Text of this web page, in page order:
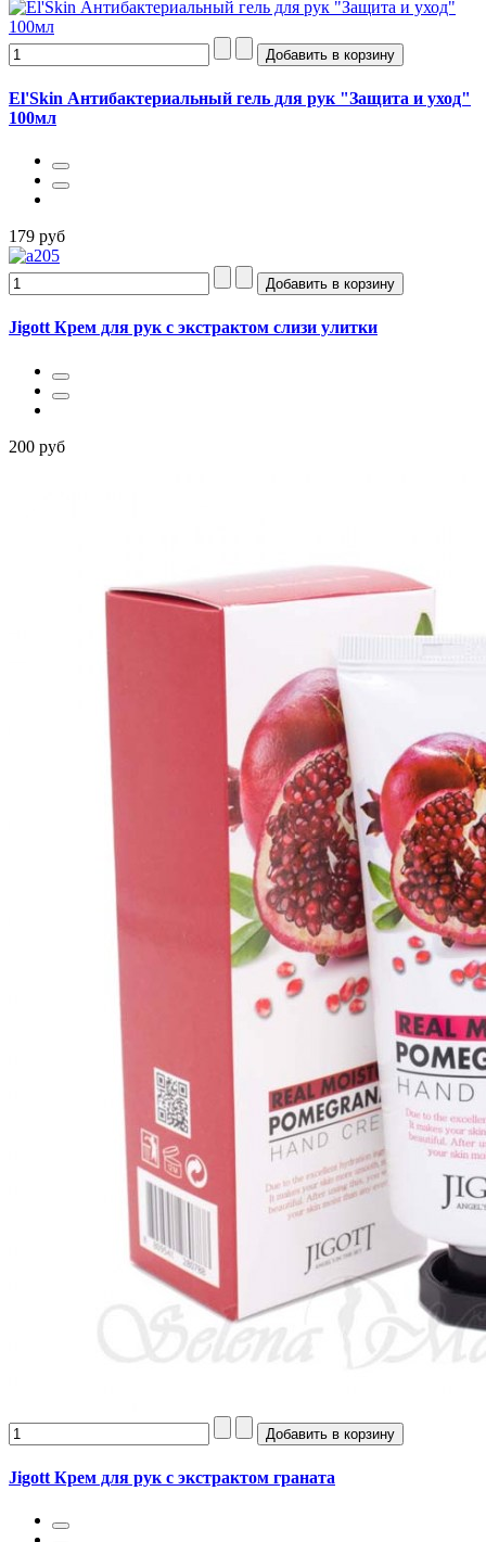
El'Skin Антибактериальный гель для рук "Защита и уход"
100мл
179 руб
Jigott Крем для рук с экстрактом слизи улитки
200 руб
Jigott Крем для рук с экстрактом граната